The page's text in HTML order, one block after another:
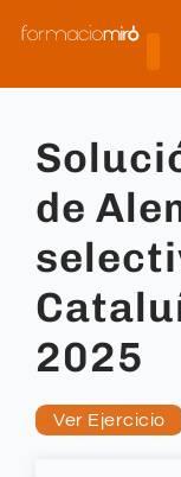
de
2025
Ver Ejercicio